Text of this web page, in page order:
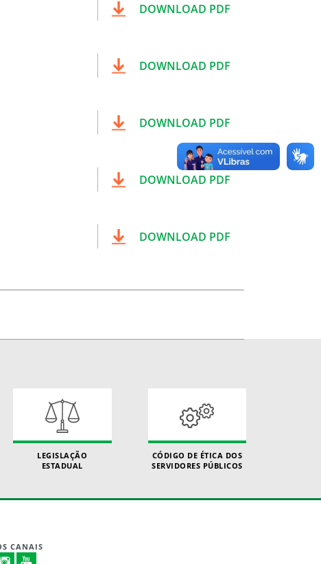
DOWNLOAD PDF
DOWNLOAD PDF
DOWNLOAD PDF
DOWNLOAD PDF
DOWNLOAD PDF
LEGISLAÇÃO
ESTADUAL
CÓDIGO DE ÉTICA DOS
SERVIDORES PÚBLICOS
CANAIS